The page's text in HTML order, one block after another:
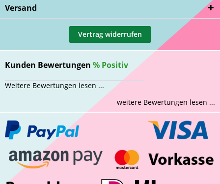
Versand
Vertrag widerrufen
Kunden Bewertungen % Positiv
Weitere Bewertungen lesen ...
weitere Bewertungen lesen ...